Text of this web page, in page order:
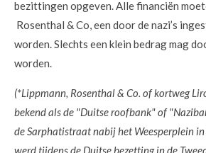
bezittingen opgeven. Alle financiën
Rosenthal & Co, een door de nazi’s
worden. Slechts een klein bedrag mag
worden.
(*Lippmann, Rosenthal & Co. of kortweg
bekend als de "Duitse roofbank" of
de Sarphatistraat nabij het Weesperplein